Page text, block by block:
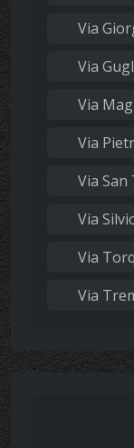
Via
Via
Via
Via
Via San
Via
Via
Via